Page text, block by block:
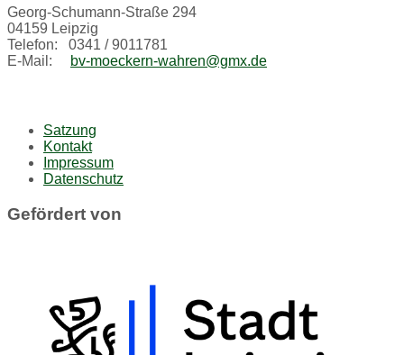
Georg-Schumann-Straße 294
04159 Leipzig
Telefon: 0341 / 9011781
E-Mail:
bv-moeckern-wahren@gmx.de
Satzung
Kontakt
Impressum
Datenschutz
Gefördert von